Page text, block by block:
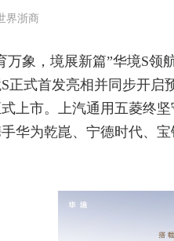
界浙商
万象，境展新篇”华境S
式首发亮相并同步开启
上市。上汽通用五菱终
华为乾崑、宁德时代、